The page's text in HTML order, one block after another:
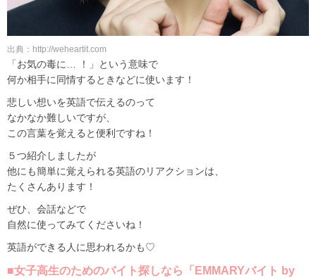
出典：http://weheartit.com
「お気の毒に… ！」という意味で
何か相手に同情するときなどに使います！
悲しい想いを英語で伝えるのって
なかなか難しいですが、
この言葉を覚えると便利ですね！
５つ紹介しましたが
他にも簡単に覚えられる英語のリアクションは、
たくさんあります！
ぜひ、会話などで
自然に使ってみてくださいね！
英語ができる人に思われるかも♡
■女子高生のためのバイト探しなら「EMMARYバイト by